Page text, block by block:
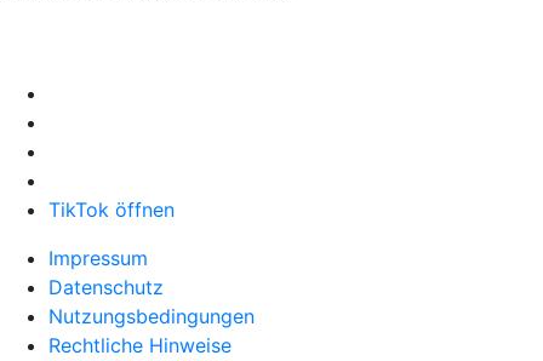
TikTok öffnen
Impressum
Datenschutz
Nutzungsbedingungen
Rechtliche Hinweise